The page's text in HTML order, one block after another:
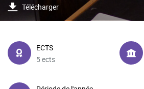
Télécharger
ECTS
5 ects